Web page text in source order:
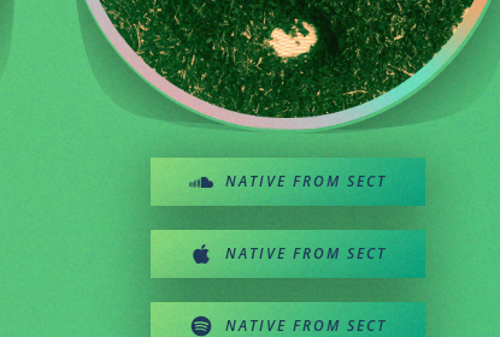
NATIVE FROM SECT
NATIVE FROM SECT
NATIVE FROM SECT